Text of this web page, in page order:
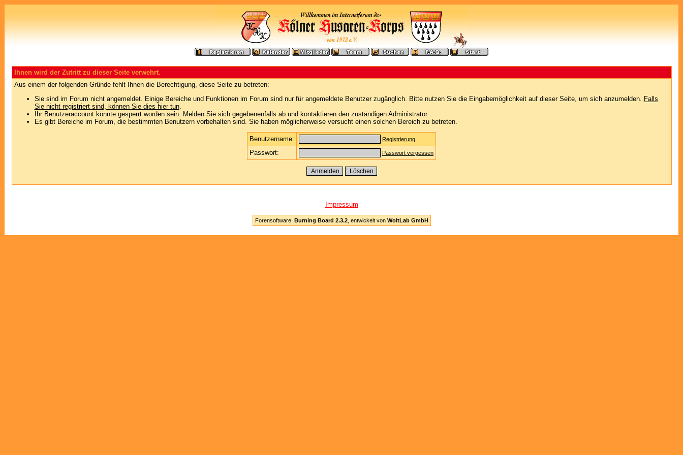
Ihnen wird der Zutritt zu dieser Seite verwehrt.
Aus einem der folgenden Gründe fehlt Ihnen die Berechtigung, diese Seite zu betreten:
Sie sind im Forum nicht angemeldet. Einige Bereiche und Funktionen im Forum sind nur für angemeldete Benutzer zugänglich. Bitte nutzen Sie die Eingabemöglichkeit auf dieser Seite, um sich anzumelden. Falls
Sie nicht registriert sind, können Sie dies hier tun.
Ihr Benutzeraccount könnte gesperrt worden sein. Melden Sie sich gegebenenfalls ab und kontaktieren den zuständigen Administrator.
Es gibt Bereiche im Forum, die bestimmten Benutzern vorbehalten sind. Sie haben möglicherweise versucht einen solchen Bereich zu betreten.
Benutzername: Registrierung
Passwort: Passwort vergessen
Impressum
Forensoftware: Burning Board 2.3.2, entwickelt von WoltLab GmbH